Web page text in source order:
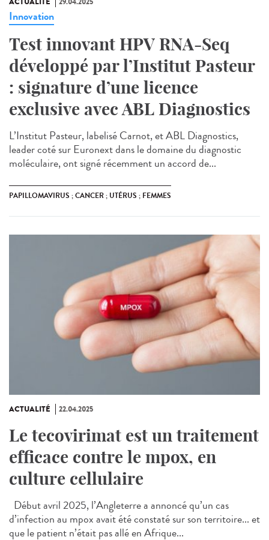
Innovation
Test innovant HPV RNA-Seq
développé par l’Institut Pasteur
: signature d’une licence
exclusive avec ABL Diagnostics
L’Institut Pasteur, labelisé Carnot, et ABL Diagnostics,
leader coté sur Euronext dans le domaine du diagnostic
moléculaire, ont signé récemment un accord de...
PAPILLOMAVIRUS ; CANCER ; UTÉRUS ; FEMMES
ACTUALITÉ 22.04.2025
Le tecovirimat est un traitement
efficace contre le mpox, en
culture cellulaire
Début avril 2025, l’Angleterre a annoncé qu’un cas
d’infection au mpox avait été constaté sur son territoire... et
que le patient n’était pas allé en Afrique...